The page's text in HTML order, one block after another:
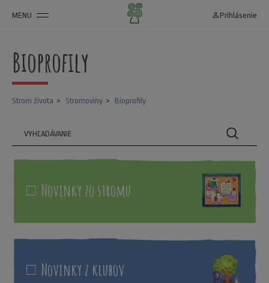
MENU person_outline Prihlásenie
Bioprofily
Strom života Stromoviny Bioprofily
Novinky zo stromu
Novinky z klubov